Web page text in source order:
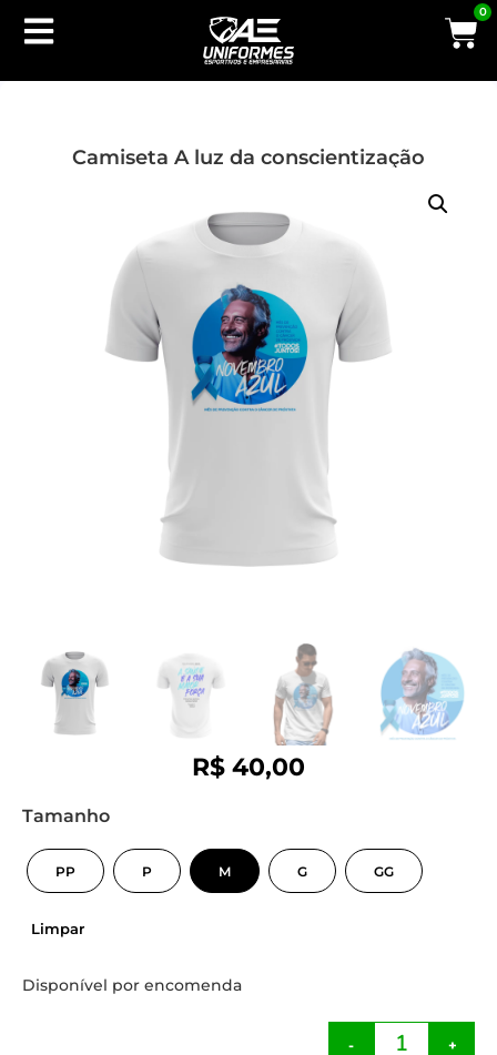
0
Camiseta A luz da conscientização
R$ 40,00
Tamanho
PP P M G GG
Limpar
Disponível por encomenda
- +